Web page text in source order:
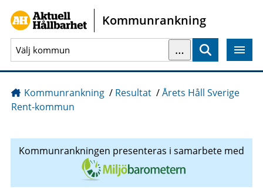
Gå direkt till sidans innehåll
Kommunrankning
…
Kommunrankning / Resultat /Årets Håll Sverige
Rent-kommun
Kommunrankningen presenteras i samarbete med